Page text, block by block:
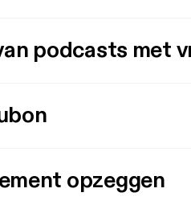
podcasts met
opzeggen